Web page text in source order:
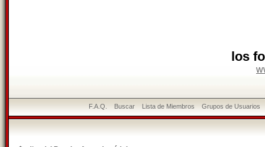
los
F.A.Q. Buscar Lista de Miembros Grupos de Usuarios